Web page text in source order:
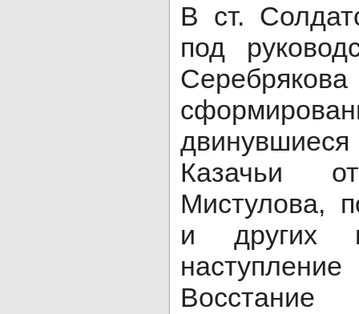
В ст.
под
Казачьи
Мистулова,
и других
Восстание